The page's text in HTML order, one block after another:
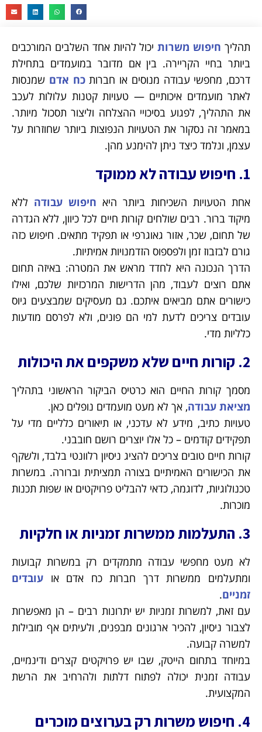
תהליך חיפוש משרותיכול להיות אחד השלבים המורכבים
ביותר בחיי הקריירה. בין אם מדובר במועמדים בתחילת
דרכם, מחפשי עבודה מנוסים או חברותכח אדם שמנסות
לאתר מועמדים איכותיים — טעויות קטנות עלולות לעכב
את התהליך, לפגוע בסיכויי ההצלחה וליצור תסכול מיותר.
במאמר זה נסקור את הטעויות הנפוצות ביותר שחוזרות על
עצמן, ונלמד כיצד ניתן להימנע מהן.
1. חיפוש עבודה לא ממוקד
אחת הטעויות השכיחות ביותר היא חיפוש עבודה ללא
מיקוד ברור. רבים שולחים קורות חיים לכל כיוון, ללא הגדרה
של תחום, שכר, אזור גאוגרפי או תפקיד מתאים. חיפוש כזה
גורם לבזבוז זמן ולפספוס הזדמנויות אמיתיות.
הדרך הנכונה היא לחדד מראש את המטרה: באיזה תחום
אתם רוצים לעבוד, מהן הדרישות המרכזיות שלכם, ואילו
כישורים אתם מביאים איתכם. גם מעסיקים שמבצעים גיוס
עובדים צריכים לדעת למי הם פונים, ולא לפרסם מודעות
כלליות מדי.
2. קורות חיים שלא משקפים את היכולות
מסמך קורות החיים הוא כרטיס הביקור הראשוני בתהליך
מציאת עבודה, אך לא מעט מועמדים נופלים כאן.
טעויות כתיב, מידע לא עדכני, או תיאורים כלליים מדי על
תפקידים קודמים – כל אלו יוצרים רושם חובבני.
קורות חיים טובים צריכים להציג ניסיון רלוונטי בלבד, ולשקף
את הכישורים האמיתיים בצורה תמציתית וברורה. במשרות
טכנולוגיות, לדוגמה, כדאי להבליט פרויקטים או שפות תכנות
מוכרות.
3. התעלמות ממשרות זמניות או חלקיות
לא מעט מחפשי עבודה מתמקדים רק במשרות קבועות
ומתעלמים ממשרות דרך חברות כח אדם או עובדים
זמניים.
עם זאת, למשרות זמניות יש יתרונות רבים – הן מאפשרות
לצבור ניסיון, להכיר ארגונים מבפנים, ולעיתים אף מובילות
למשרה קבועה.
במיוחד בתחום הייטק, שבו יש פרויקטים קצרים ודינמיים,
עבודה זמנית יכולה לפתוח דלתות ולהרחיב את הרשת
המקצועית.
4. חיפוש משרות רק בערוצים מוכרים